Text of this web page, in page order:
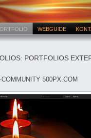
WEBGUIDE
PORTFOLIOS
500PX.COM